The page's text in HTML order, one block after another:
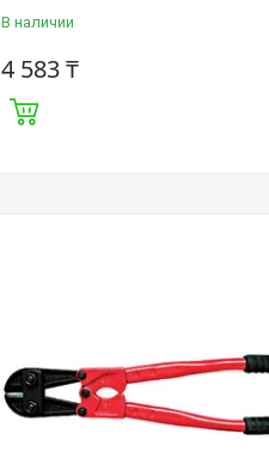
В наличии
4 583 ₸